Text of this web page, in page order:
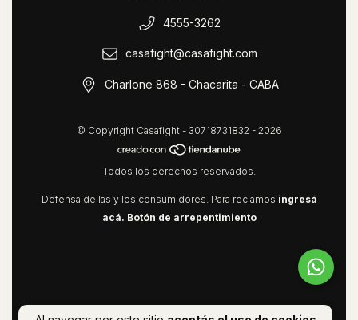
4555-3262
casafight@casafight.com
Charlone 868 - Chacarita - CABA
© Copyright Casafight - 30718731832 - 2026
Todos los derechos reservados.
Defensa de las y los consumidores. Para reclamos ingresá
acá. Botón de arrepentimiento